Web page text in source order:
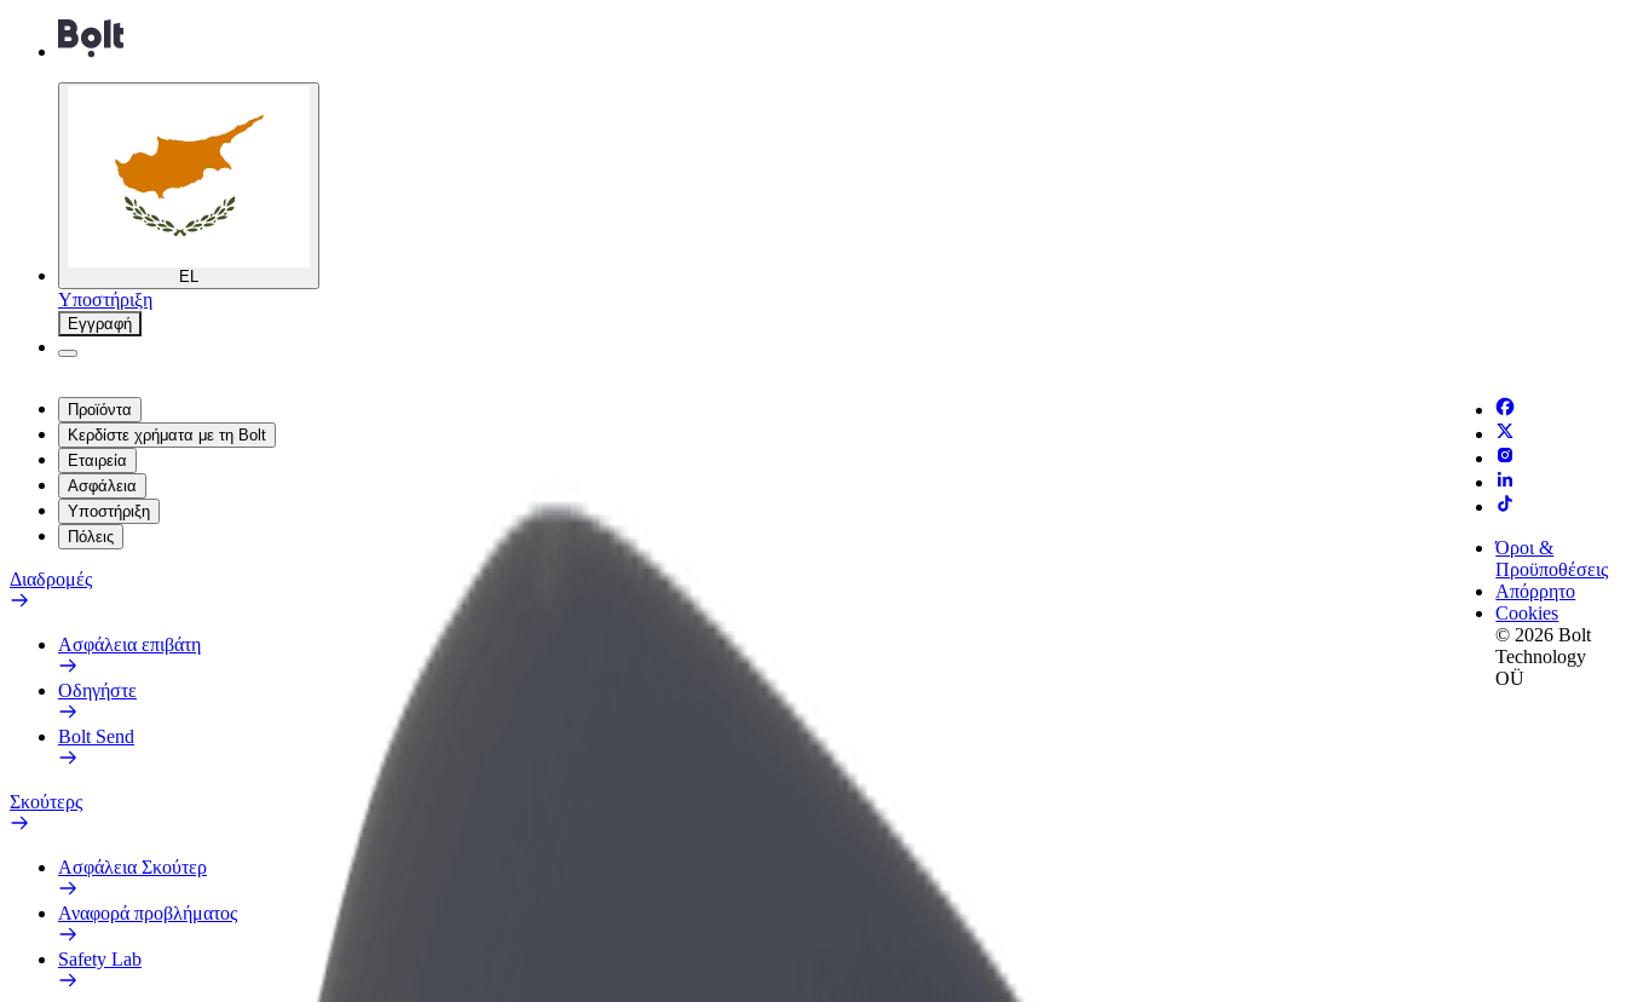
EL
Υποστήριξη
Εγγραφή
Προϊόντα
Κερδίστε χρήματα με τη Bolt
Εταιρεία
Ασφάλεια
Υποστήριξη
Πόλεις
Διαδρομές
Ασφάλεια επιβάτη
Οδηγήστε
Bolt Send
Σκούτερς
Ασφάλεια Σκούτερ
Αναφορά προβλήματος
Safety Lab
Όροι &
Προϋποθέσεις
Απόρρητο
Cookies
© 2026 Bolt
Technology
OÜ